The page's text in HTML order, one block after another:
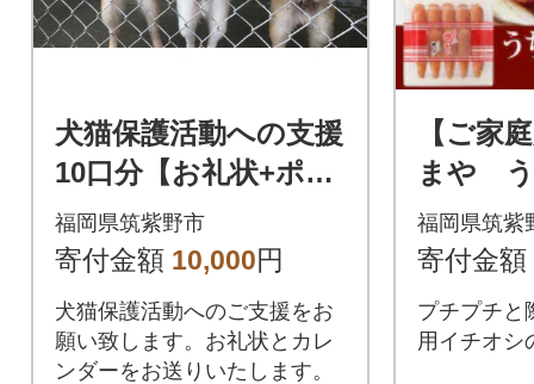
犬猫保護活動への支援
10口分【お礼状+ポス
トカード3枚セット】
福岡県筑紫野市
寄付金額 10,000円
犬猫保護活動へのご支援をお
願い致します。お礼状とカレ
ンダーをお送りいたします。
【ご家
まや う
い切子
市)
福岡県筑紫
寄付金額
プチプチと
用イチオシ